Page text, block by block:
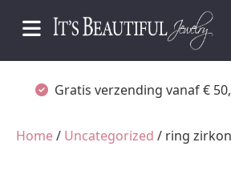
Gratis verzending vanaf €
Home/ Uncategorized / ring